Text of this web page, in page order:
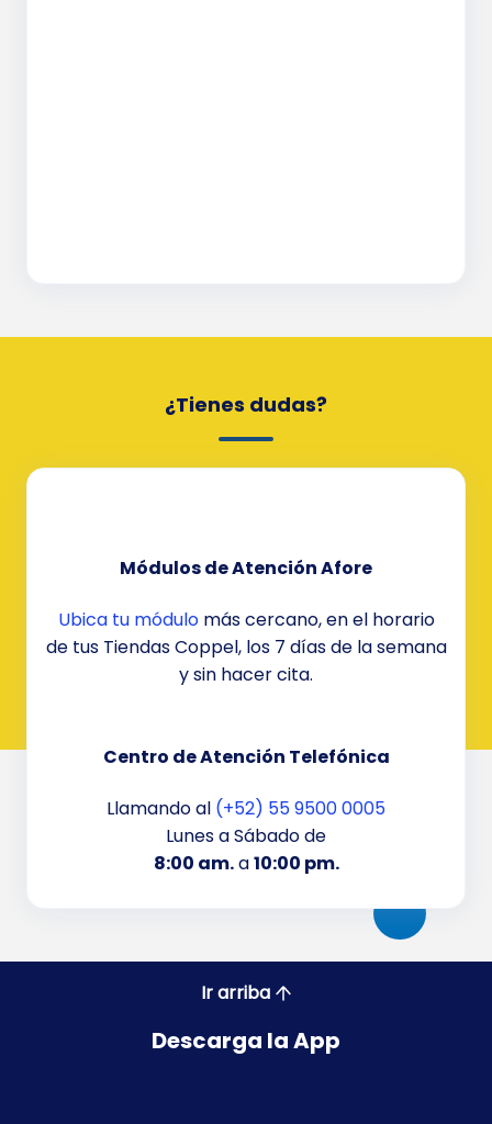
¿Tienes dudas?
Módulos de Atención Afore
Ubica tu módulomás cercano, en el horario
de tus Tiendas Coppel, los 7 días de la semana
y sin hacer cita.
Centro de Atención Telefónica
Llamando al (+52) 55 9500 0005
Lunes a Sábado de
8:00 am.a10:00 pm.
Ir arriba
Descarga la App